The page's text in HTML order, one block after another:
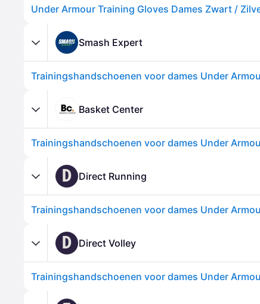
Under Armour Training Gloves Dames Zwart /
Smash Expert
Trainingshandschoenen voor dames Under
Basket Center
Trainingshandschoenen voor dames Under
D Direct Running
Trainingshandschoenen voor dames Under
D Direct Volley
Trainingshandschoenen voor dames Under